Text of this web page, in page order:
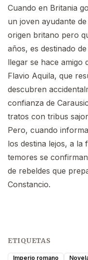
Cuando en Britania
un joven ayudante
origen britano pero
años, es destinado
llegar se hace amigo
Flavio Aquila, que
descubren
confianza de
tratos con tribus
Pero, cuando
los destina lejos, a
temores se
de rebeldes que
Constancio.
ETIQUETAS
Imperio romano